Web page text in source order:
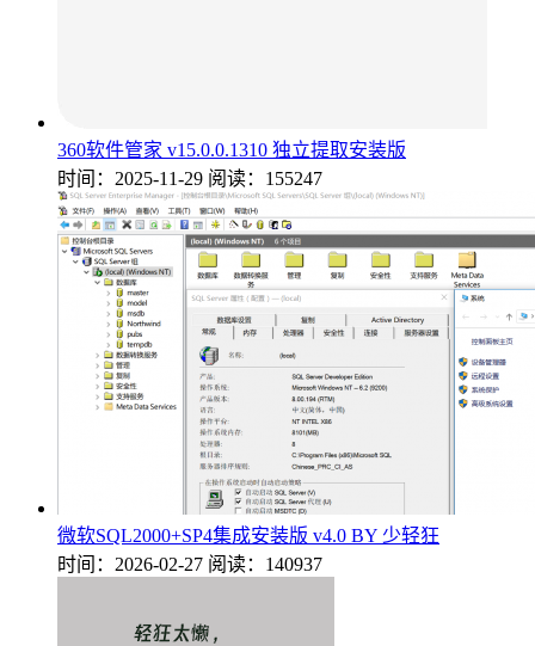
360软件管家 v15.0.0.1310 独立提取安装版
时间：2025-11-29 阅读：155247
微软SQL2000+SP4集成安装版 v4.0 BY 少轻狂
时间：2026-02-27 阅读：140937